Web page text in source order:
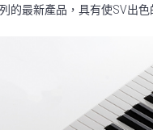
的最新產品，具有使SV出